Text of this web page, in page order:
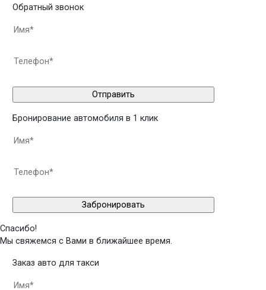
Обратный звонок
Бронирование автомобиля в 1 клик
Спасибо!
Мы свяжемся с Вами в ближайшее время.
Заказ авто для такси